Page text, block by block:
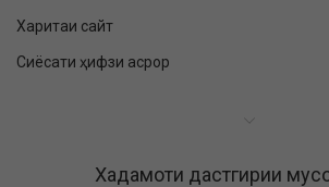
Харитаи сайт
Сиёсати ҳифзи асрор
Хадамоти дастгирии